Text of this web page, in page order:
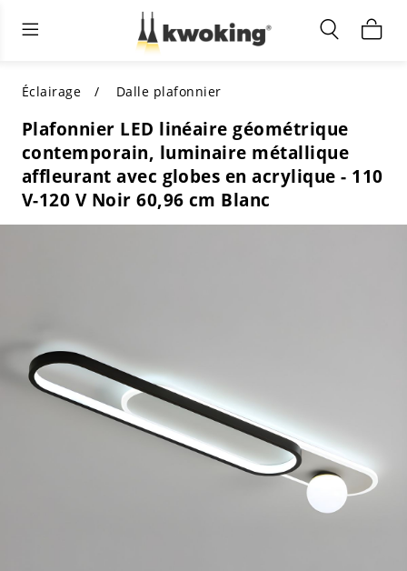
Meubles de salon
TOUS LES MEUBLES DE SALON
MEILLEURS CHOIX
ACHETEZ PAR STYLE
Éclairage intérieur
Acheter par catégorie
ACHETEZ PAR STYLE
Shop by Colors
Éclairage extérieur
TOUT L'ÉCLAIRAGE POUR
ACHETEZ PAR CATÉGORIE
ACHETEZ PAR STYLE
Éclairage Dalle plafonnier
Plafonnier LED linéaire géométrique
contemporain, luminaire métallique
affleurant avec globes en acrylique - 110
V-120 V Noir 60,96 cm Blanc